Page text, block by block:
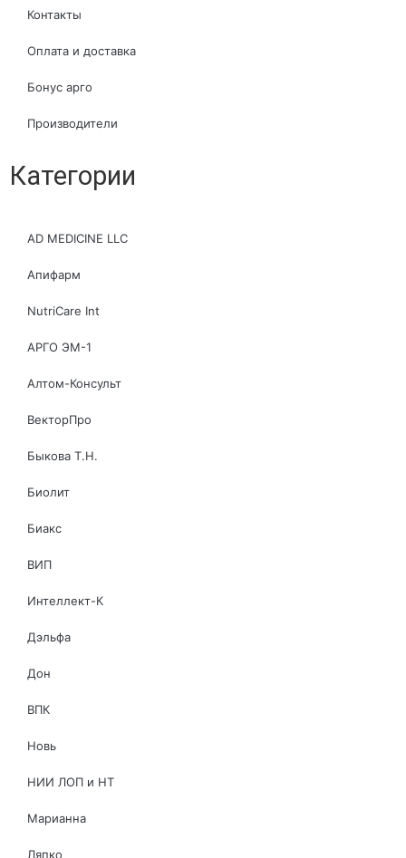
Контакты
Оплата и доставка
Бонус арго
Производители
Категории
AD MEDICINE LLC
Апифарм
NutriCare Int
АРГО ЭМ-1
Алтом-Консульт
ВекторПро
Быкова Т.Н.
Биолит
Биакс
ВИП
Интеллект-К
Дэльфа
Дон
ВПК
Новь
НИИ ЛОП и НТ
Марианна
Ляпко